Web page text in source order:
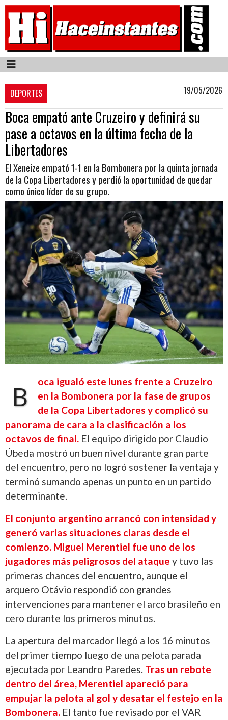
DEPORTES 19/05/2026
Boca empató ante Cruzeiro y definirá su
pase a octavos en la última fecha de la
Libertadores
El Xeneize empató 1-1 en la Bombonera por la quinta jornada
de la Copa Libertadores y perdió la oportunidad de quedar
como único líder de su grupo.
B
oca igualó este lunes frente a Cruzeiro
en la Bombonera por la fase de grupos
de la Copa Libertadores y complicó su
panorama de cara a la clasificación a los
octavos de final. El equipo dirigido por Claudio
Úbeda mostró un buen nivel durante gran parte
del encuentro, pero no logró sostener la ventaja y
terminó sumando apenas un punto en un partido
determinante.
El conjunto argentino arrancó con intensidad y
generó varias situaciones claras desde el
comienzo. Miguel Merentiel fue uno de los
jugadores más peligrosos del ataque y tuvo las
primeras chances del encuentro, aunque el
arquero Otávio respondió con grandes
intervenciones para mantener el arco brasileño en
cero durante los primeros minutos.
La apertura del marcador llegó a los 16 minutos
del primer tiempo luego de una pelota parada
ejecutada por Leandro Paredes. Tras un rebote
dentro del área, Merentiel apareció para
empujar la pelota al gol y desatar el festejo en la
Bombonera. El tanto fue revisado por el VAR